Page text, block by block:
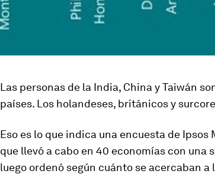
Las personas de la India, China y Taiwán
países. Los holandeses, británicos y
Eso es lo que indica una encuesta de Ipsos
que llevó a cabo en 40 economías con una
luego ordenó según cuánto se acercaban a